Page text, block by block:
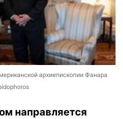
архиепископии Фанара
направляется